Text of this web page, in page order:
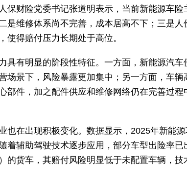
保财险党委书记张道明表示，当前新能源车
是维修体系尚不完善，成本居高不下；三是
使得赔付压力长期处于高位。
具有明显的阶段性特征。一方面，新能源汽
场景下，风险暴露更加集中；另一方面，车
部件，加之配件供应和维修网络仍在完善过
也在出现积极变化。数据显示，2025年新能
着辅助驾驶技术逐步应用，部分车型出险率
的货车，其赔付风险明显低于未配置车辆，